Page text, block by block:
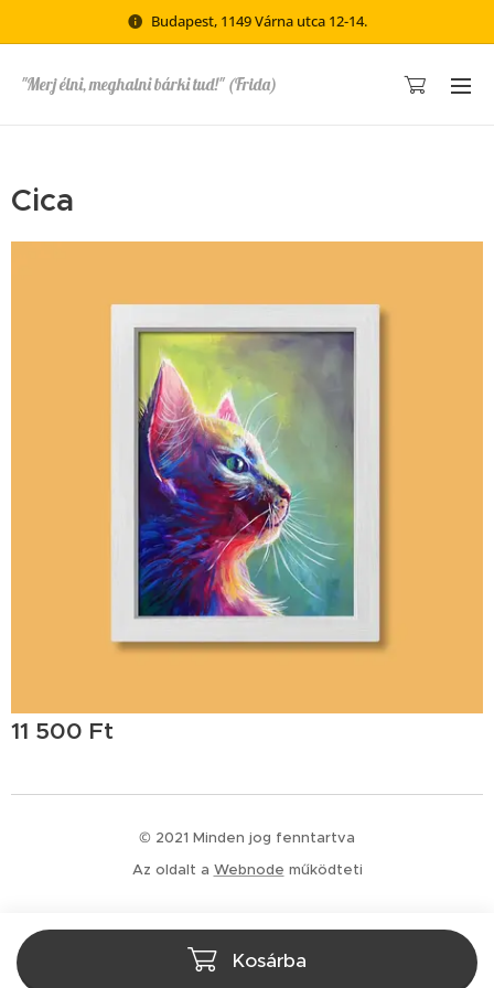
Budapest, 1149 Várna utca 12-14.
"Merj élni, meghalni bárki tud!" (Frida)
Cica
11 500 Ft
Kosárba
© 2021 Minden jog fenntartva
Az oldalt a Webnode működteti